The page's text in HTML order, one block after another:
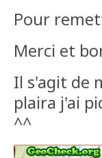
Pour
Merci et
Il s'agit de
plaira j'ai
^^